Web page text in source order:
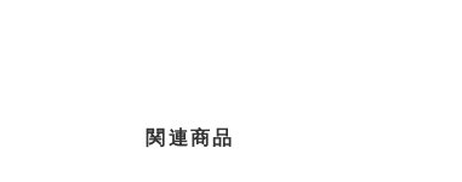
関連商品